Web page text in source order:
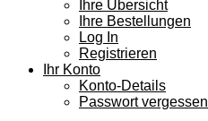
Ihre Übersicht
Ihre Bestellungen
Log In
Registrieren
Ihr Konto
Konto-Details
Passwort vergessen